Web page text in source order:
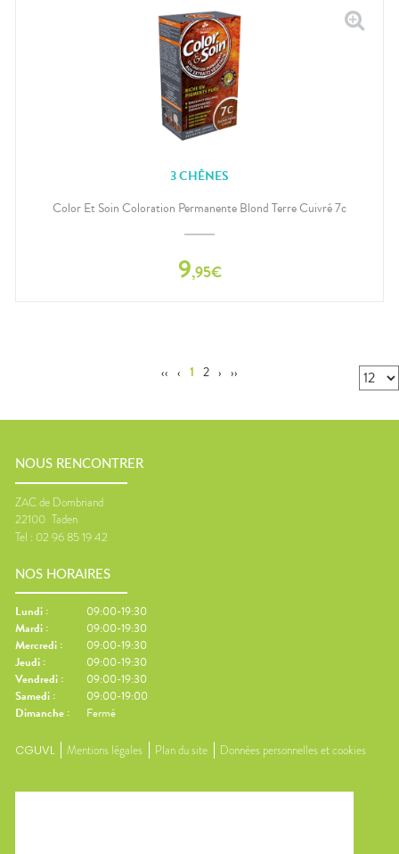
3 CHÊNES
Color Et Soin Coloration Permanente Blond Terre Cuivré 7c
9,95€
‹‹ ‹ 1 2 › ››
NOUS RENCONTRER
ZAC de Dombriand
22100 Taden
Tel : 02 96 85 19 42
NOS HORAIRES
Lundi :
09:00-19:30
Mardi :
09:00-19:30
Mercredi :
09:00-19:30
Jeudi :
09:00-19:30
Vendredi :
09:00-19:30
Samedi :
09:00-19:00
Dimanche : Fermé
CGUVL Mentions légales Plan du site Données personnelles et cookies